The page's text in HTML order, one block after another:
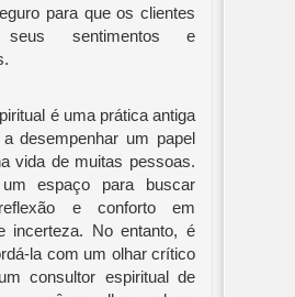
para que os clientes
seus sentimentos e
é uma prática antiga
desempenhar um papel
vida de muitas pessoas.
espaço para buscar
e conforto em
incerteza. No entanto, é
la com um olhar crítico
consultor espiritual de